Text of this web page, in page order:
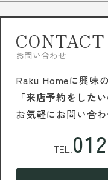
お問い合わせ
Raku Homeに興味
「来店予約をした
お気軽にお問い合わ
TEL.